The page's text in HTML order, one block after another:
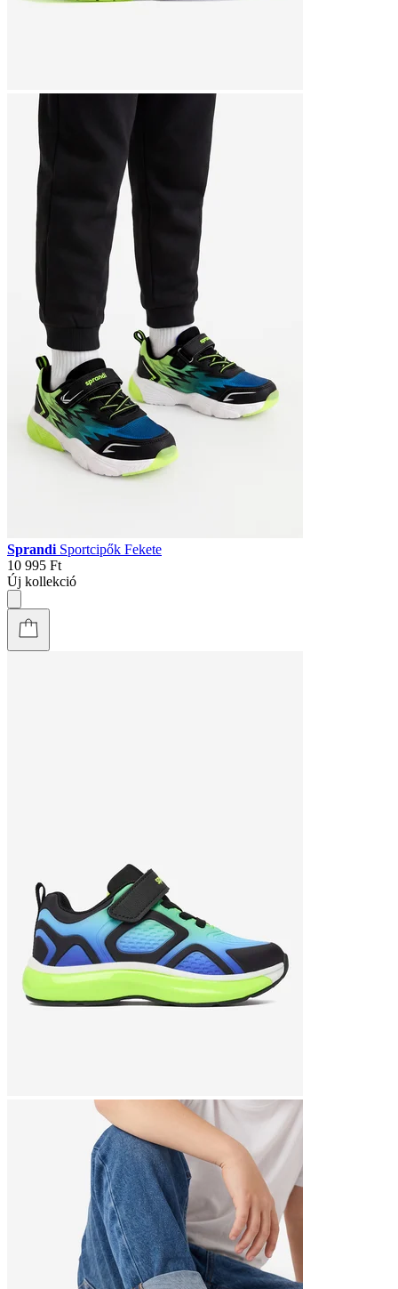
Sprandi Sportcipők Fekete
10 995 Ft
Új kollekció